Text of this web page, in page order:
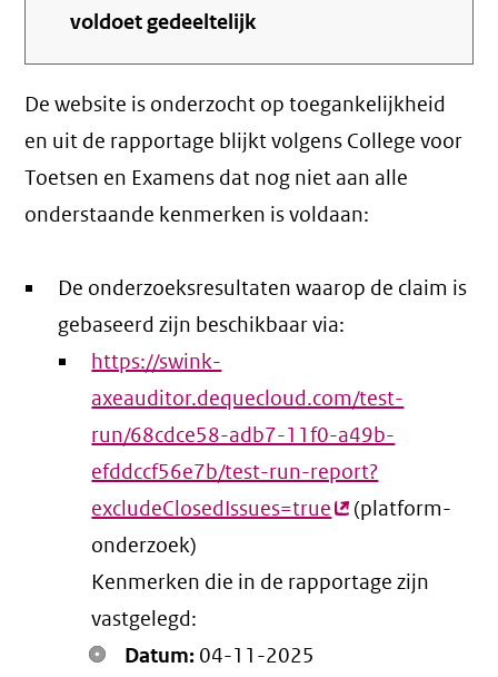
voldoet gedeeltelijk
De website is onderzocht op toegankelijkheid
en uit de rapportage blijkt volgens College voor
Toetsen en Examens dat nog niet aan alle
onderstaande kenmerken is voldaan:
De onderzoeksresultaten waarop de claim is
gebaseerd zijn beschikbaar via:
https://swink-
axeauditor.dequecloud.com/test-
run/68cdce58-adb7-11f0-a49b-
efddccf56e7b/test-run-report?
excludeClosedIssues=true(externe
(platform-
onderzoek)
Kenmerken die in de rapportage zijn
vastgelegd:
Datum: 04-11-2025